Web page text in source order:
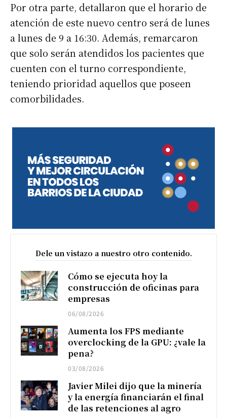
Por otra parte, detallaron que el horario de
atención de este nuevo centro será de lunes
a lunes de 9 a 16:30. Además, remarcaron
que solo serán atendidos los pacientes que
cuenten con el turno correspondiente,
teniendo prioridad aquellos que poseen
comorbilidades.
Dele un vistazo a nuestro otro contenido.
Cómo se ejecuta hoy la
construcción de oficinas para
empresas
06/08/2026
Aumenta los FPS mediante
overclocking de la GPU: ¿vale la
pena?
03/08/2026
Javier Milei dijo que la minería
y la energía financiarán el final
de las retenciones al agro